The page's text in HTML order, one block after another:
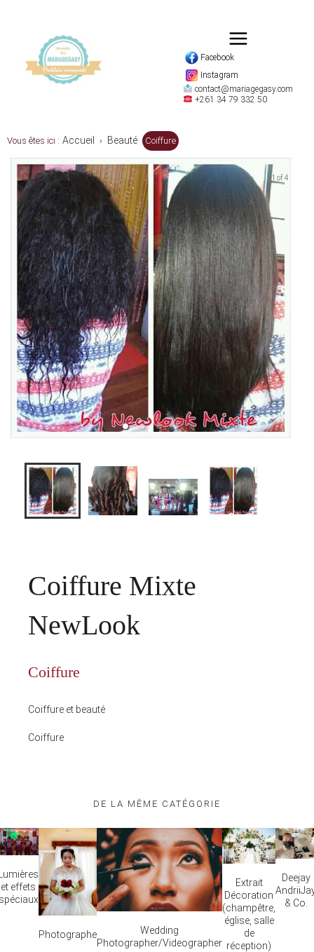
Facebook
Instagram
contact@mariagegasy.com
+261 34 79 332 50
Vous êtes ici : Accueil › Beauté Coiffure
1 of 4
Coiffure Mixte
NewLook
Coiffure
Coiffure et beauté
Coiffure
DE LA MÊME CATÉGORIE
et effets
Photographe
Wedding
Photographer/Videographer
Extrait
Décoration
(champêtre,
église, salle
de
réception)
Deejay
& Co.